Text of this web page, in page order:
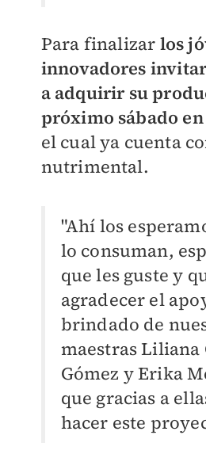
Para finalizar los
innovadores
a adquirir su
próximo sábado
el cual ya cuenta
nutrimental.
"Ahí los
lo consuman,
que les guste y
agradecer el
brindado de
maestras Liliana
Gómez y Erika
que gracias a
hacer este